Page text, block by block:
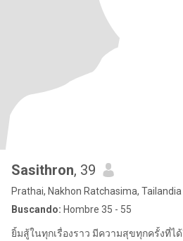
Sasithron, 39
Prathai, Nakhon Ratchasima, Tailandia
Buscando: Hombre 35 - 55
ยิ้มสู้ในทุกเรื่องราว มีความสุขทุกครั้งที่ไ